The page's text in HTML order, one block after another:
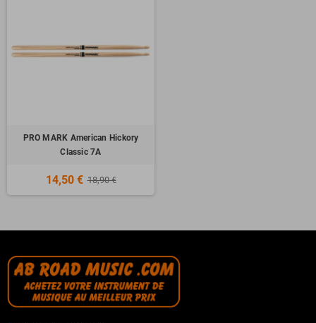
PRO MARK American Hickory
Classic 7A
14,50 € 18,90 €